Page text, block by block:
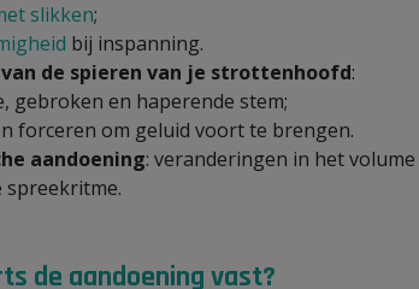
slikken;
bij inspanning.
de spieren van je strottenhoofd:
gebroken en haperende stem;
forceren om geluid voort te brengen.
aandoening: veranderingen in het
spreekritme.
de aandoening vast?